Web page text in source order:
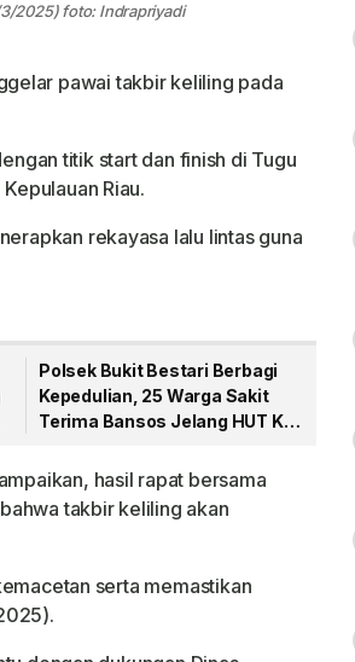
2025) foto: Indrapriyadi
pawai takbir keliling pada
titik start dan finish di Tugu
Riau.
rekayasa lalu lintas guna
Polsek Bukit Bestari Berbagi
Kepedulian, 25 Warga Sakit
Terima Bansos Jelang HUT Ke-
hasil rapat bersama
takbir keliling akan
serta memastikan